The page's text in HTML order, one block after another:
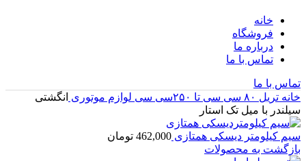
خانه
فروشگاه
درباره ما
تماس با ما
تماس با ما
خانه تریل ۸۰ سی سی تا ۲۵۰سی سی لوازم موتوری انگشتی
سیلندر با میل تک استار
سیم کیلومتر دیسکی همتازی 462,000 تومان
بازگشت به محصولات